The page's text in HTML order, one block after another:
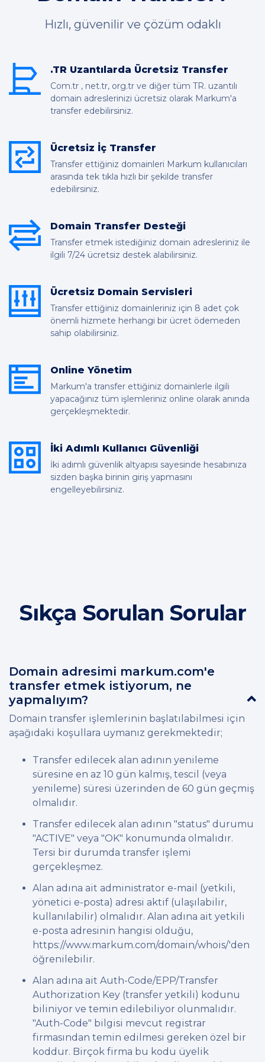
Hızlı, güvenilir ve çözüm odaklı
.TR Uzantılarda Ücretsiz Transfer
Com.tr , net.tr, org.tr ve diğer tüm TR. uzantılı
domain adreslerinizi ücretsiz olarak Markum'a
transfer edebilirsiniz.
Ücretsiz İç Transfer
Transfer ettiğiniz domainleri Markum kullanıcıları
arasında tek tıkla hızlı bir şekilde transfer
edebilirsiniz.
Domain Transfer Desteği
Transfer etmek istediğiniz domain adresleriniz ile
ilgili 7/24 ücretsiz destek alabilirsiniz.
Ücretsiz Domain Servisleri
Transfer ettiğiniz domainleriniz için 8 adet çok
önemli hizmete herhangi bir ücret ödemeden
sahip olabilirsiniz.
Online Yönetim
Markum'a transfer ettiğiniz domainlerle ilgili
yapacağınız tüm işlemleriniz online olarak anında
gerçekleşmektedir.
İki Adımlı Kullanıcı Güvenliği
İki adımlı güvenlik altyapısı sayesinde hesabınıza
sizden başka birinin giriş yapmasını
engelleyebilirsiniz.
Sıkça Sorulan Sorular
Domain adresimi markum.com'e
transfer etmek istiyorum, ne
yapmalıyım?
Domain transfer işlemlerinin başlatılabilmesi için
aşağıdaki koşullara uymanız gerekmektedir;
Transfer edilecek alan adının yenileme
süresine en az 10 gün kalmış, tescil (veya
yenileme) süresi üzerinden de 60 gün geçmiş
olmalıdır.
Transfer edilecek alan adının "status" durumu
"ACTIVE" veya "OK" konumunda olmalıdır.
Tersi bir durumda transfer işlemi
gerçekleşmez.
Alan adına ait administrator e-mail (yetkili,
yönetici e-posta) adresi aktif (ulaşılabilir,
kullanılabilir) olmalıdır. Alan adına ait yetkili
e-posta adresinin hangisi olduğu,
https://www.markum.com/domain/whois/'den
öğrenilebilir.
Alan adına ait Auth-Code/EPP/Transfer
Authorization Key (transfer yetkili) kodunu
biliniyor ve temin edilebiliyor olunmalıdır.
"Auth-Code" bilgisi mevcut registrar
firmasından temin edilmesi gereken özel bir
koddur. Birçok firma bu kodu üyelik